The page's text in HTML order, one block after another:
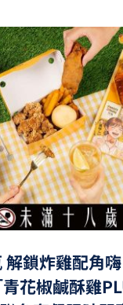
鎖炸雞配角
花椒鹹酥雞